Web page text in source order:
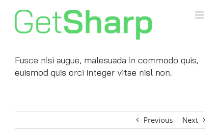
content
Fusce nisi augue, malesuada in commodo quis,
euismod quis orci integer vitae nisl non.
Previous Next